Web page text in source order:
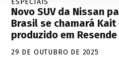
Novo SUV da Nissan
Brasil se chamará Kait
produzido em Resende
29 DE OUTUBRO DE 2025